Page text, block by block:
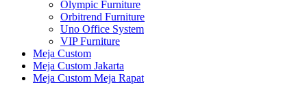
Olympic Furniture
Orbitrend Furniture
Uno Office System
VIP Furniture
Meja Custom
Meja Custom Jakarta
Meja Custom Meja Rapat